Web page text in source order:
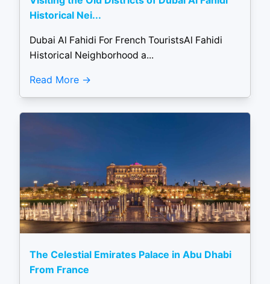
Historical Nei...
Dubai Al Fahidi For French TouristsAl Fahidi
Historical Neighborhood a...
Read More
The Celestial Emirates Palace in Abu Dhabi
From France